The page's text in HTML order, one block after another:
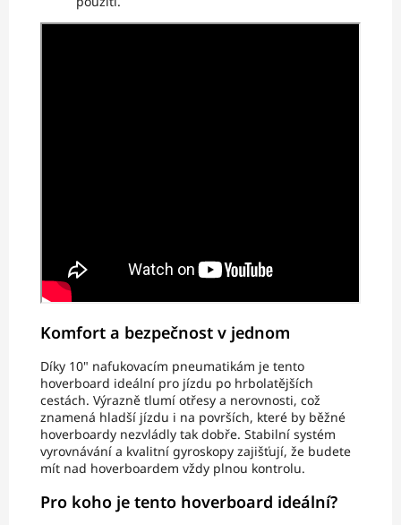
Komfort a bezpečnost v jednom
Díky 10" nafukovacím pneumatikám je tento
hoverboard ideální pro jízdu po hrbolatějších
cestách. Výrazně tlumí otřesy a nerovnosti, což
znamená hladší jízdu i na površích, které by běžné
hoverboardy nezvládly tak dobře. Stabilní systém
vyrovnávání a kvalitní gyroskopy zajišťují, že budete
mít nad hoverboardem vždy plnou kontrolu.
Pro koho je tento hoverboard ideální?